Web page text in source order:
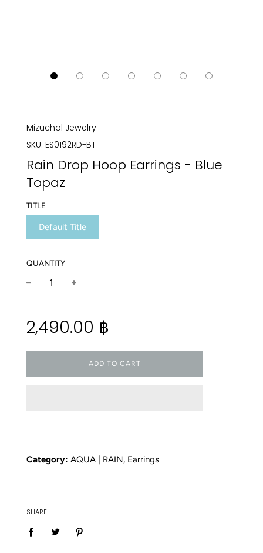
Mizuchol Jewelry
SKU: ES0192RD-BT
Rain Drop Hoop Earrings - Blue
Topaz
TITLE
Default Title
QUANTITY
price
2,490.00 ฿
ADD TO CART
Category: AQUA | RAIN, Earrings
SHARE